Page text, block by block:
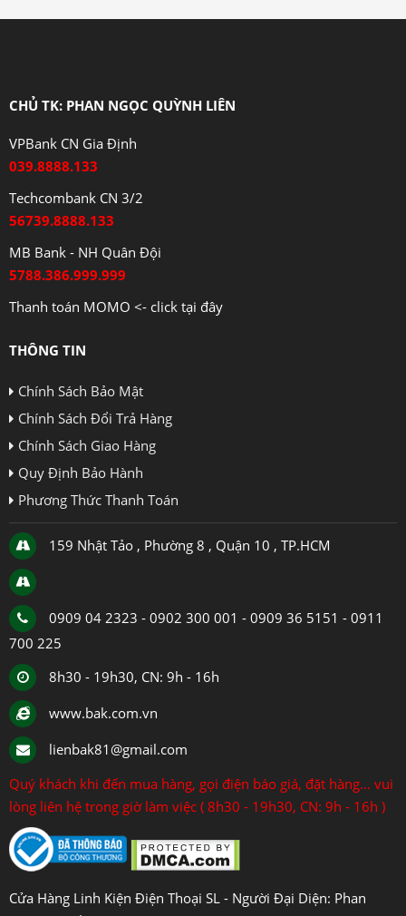
CHỦ TK: PHAN NGỌC QUỲNH LIÊN
VPBank CN Gia Định
039.8888.133
Techcombank CN 3/2
56739.8888.133
MB Bank - NH Quân Đội
5788.386.999.999
Thanh toán MOMO <- click tại đây
THÔNG TIN
Chính Sách Bảo Mật
Chính Sách Đổi Trả Hàng
Chính Sách Giao Hàng
Quy Định Bảo Hành
Phương Thức Thanh Toán
159 Nhật Tảo , Phường 8 , Quận 10 , TP.HCM
0909 04 2323 - 0902 300 001 - 0909 36 5151 - 0911
700 225
8h30 - 19h30, CN: 9h - 16h
www.bak.com.vn
lienbak81@gmail.com
Quý khách khi đến mua hàng, gọi điện báo giá, đặt hàng... vui
lòng liên hệ trong giờ làm việc ( 8h30 - 19h30, CN: 9h - 16h )
Cửa Hàng Linh Kiện Điện Thoại SL - Người Đại Diện: Phan